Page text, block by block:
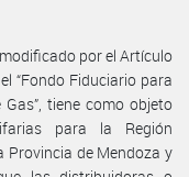
por el Artículo
“Fondo Fiduciario para
tiene como objeto
para la Región
Provincia de Mendoza y